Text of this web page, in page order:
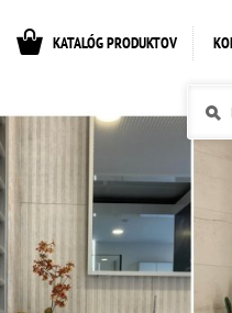
KATALÓG PRODUKTOV